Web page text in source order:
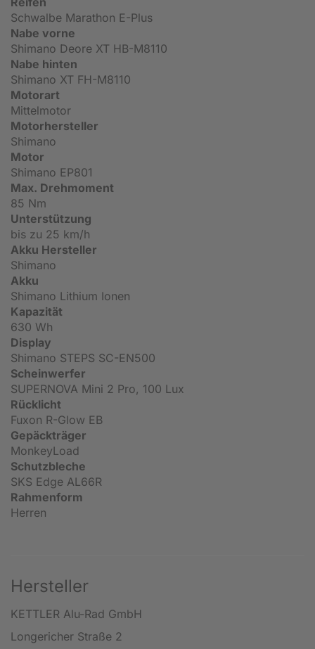
Schwalbe Marathon E-Plus
Nabe vorne
Shimano Deore XT HB-M8110
Nabe hinten
Shimano XT FH-M8110
Motorart
Mittelmotor
Motorhersteller
Shimano
Motor
Shimano EP801
Max. Drehmoment
85 Nm
Unterstützung
bis zu 25 km/h
Akku Hersteller
Shimano
Akku
Shimano Lithium Ionen
Kapazität
630 Wh
Display
Shimano STEPS SC-EN500
Scheinwerfer
SUPERNOVA Mini 2 Pro, 100 Lux
Rücklicht
Fuxon R-Glow EB
Gepäckträger
MonkeyLoad
Schutzbleche
SKS Edge AL66R
Rahmenform
Herren
Hersteller
KETTLER Alu-Rad GmbH
Longericher Straße 2